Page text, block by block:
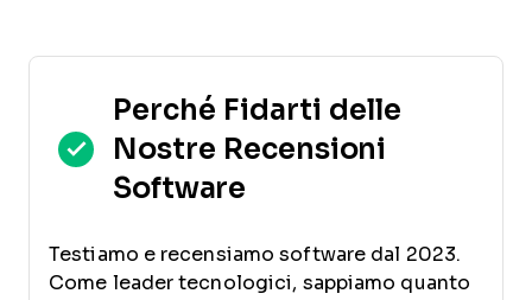
Perché Fidarti delle
Nostre Recensioni
Software
Testiamo e recensiamo software dal 2023.
Come leader tecnologici, sappiamo quanto